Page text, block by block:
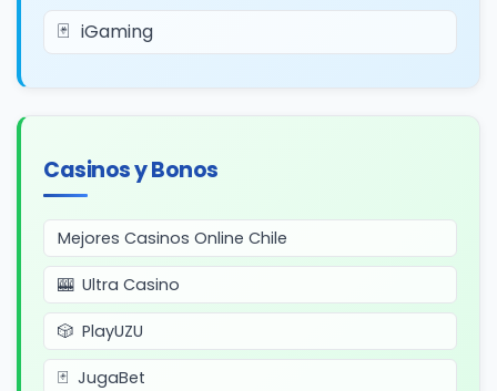
iGaming
Casinos y Bonos
Mejores Casinos Online Chile
Ultra Casino
PlayUZU
JugaBet